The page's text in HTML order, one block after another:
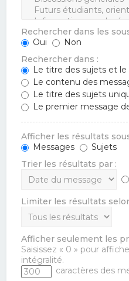
Rechercher dans les
Oui
Non
Rechercher dans :
Le titre des sujets et
Le contenu des
Le titre des sujets
Le premier message
Afficher les résultats
Messages
Sujets
Trier les résultats par :
Limiter les résultats
Afficher seulement les
Saisissez « 0 » pour
intégralité.
caractères des